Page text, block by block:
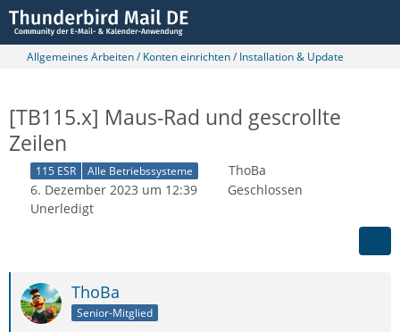
Allgemeines Arbeiten / Konten einrichten / Installation & Update
[TB115.x] Maus-Rad und gescrollte
Zeilen
115 ESR Alle Betriebssysteme
ThoBa
6. Dezember 2023 um 12:39
Geschlossen
Unerledigt
ThoBa
Senior-Mitglied